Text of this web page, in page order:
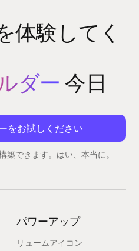
体験してく
ダー 今日
をお試しください
築できます。はい、本当に。
パワーアップ
リュームアイコン